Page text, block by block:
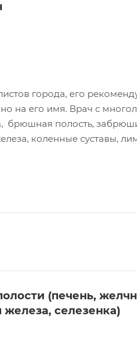
города, его
на его имя. Врач с
брюшная полость,
коленные суставы,
(печень,
селезенка)